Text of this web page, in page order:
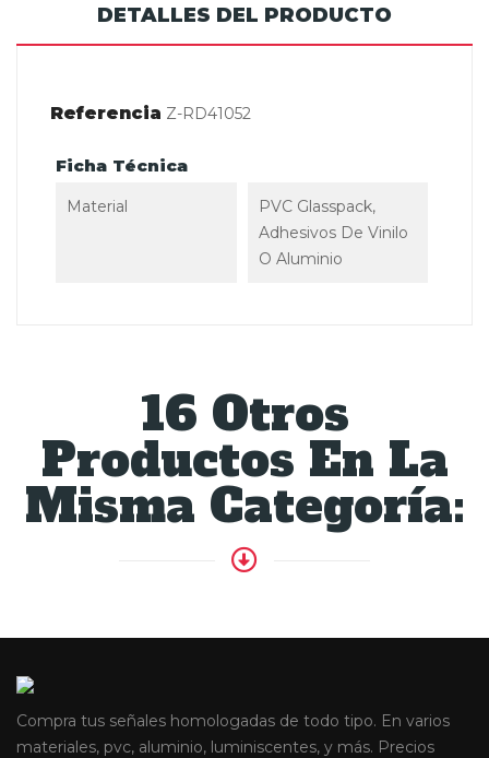
DETALLES DEL PRODUCTO
Referencia Z-RD41052
Ficha Técnica
Material
PVC Glasspack,
Adhesivos De Vinilo
O Aluminio
16 Otros
Productos En La
Misma Categoría:
Compra tus señales homologadas de todo tipo. En varios
materiales, pvc, aluminio, luminiscentes, y más. Precios